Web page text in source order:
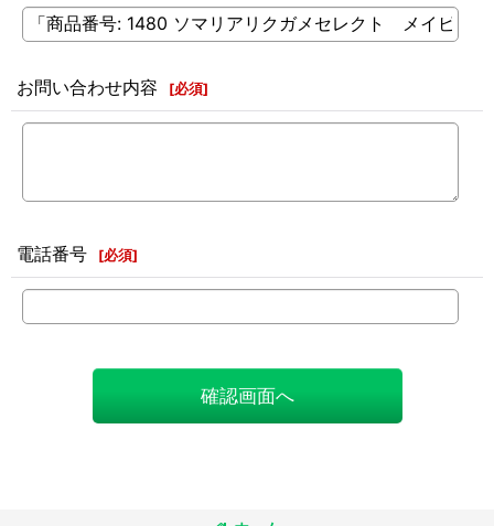
お問い合わせ内容 [必須]
電話番号 [必須]
確認画面へ